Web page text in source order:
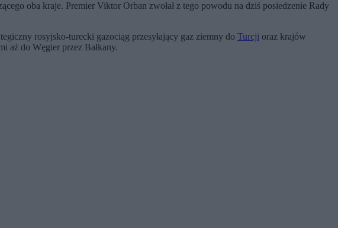
oba kraje. Premier Viktor Orban zwołał z tego powodu na dziś posiedzenie Rady
rosyjsko‑turecki gazociąg przesyłający gaz ziemny do Turcji oraz krajów
aż do Węgier przez Bałkany.